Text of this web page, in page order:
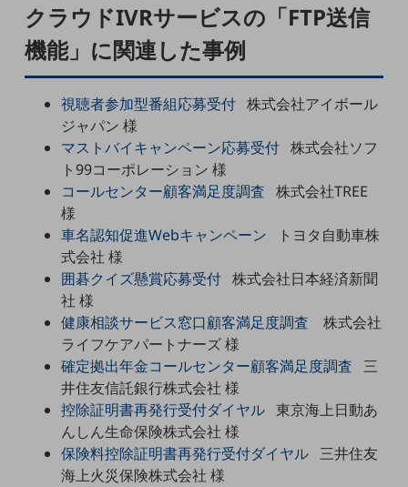
クラウド・データセンター
電話・映像コミュニケーション
セキュリティ
データ利活用
業務支援・マーケティング
災害対策・BCP
課題・ニーズで探す
課題・ニーズで探すTOP
コミュニケーション・情報共有
マーケティング
業務効率化
クラウドIVRサービスの「FTP送信
機能」に関連した事例
視聴者参加型番組応募受付 株式会社アイボール
ジャパン 様
マストバイキャンペーン応募受付 株式会社ソフ
ト99コーポレーション 様
コールセンター顧客満足度調査 株式会社TREE
様
車名認知促進Webキャンペーン トヨタ自動車株
式会社 様
囲碁クイズ懸賞応募受付 株式会社日本経済新聞
社 様
健康相談サービス窓口顧客満足度調査
株式会社
ライフケアパートナーズ 様
確定拠出年金コールセンター顧客満足度調査 三
井住友信託銀行株式会社 様
控除証明書再発行受付ダイヤル 東京海上日動あ
んしん生命保険株式会社 様
保険料控除証明書再発行受付ダイヤル 三井住友
海上火災保険株式会社 様